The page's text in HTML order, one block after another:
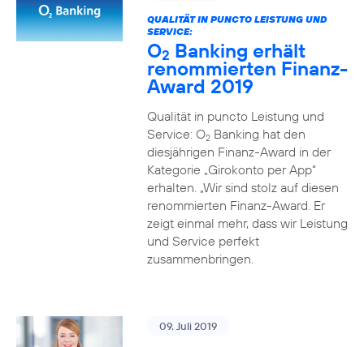
QUALITÄT IN PUNCTO LEISTUNG UND
SERVICE:
O2 Banking erhält
renommierten Finanz-
Award 2019
Qualität in puncto Leistung und
Service: O2Banking hat den
diesjährigen Finanz-Award in der
Kategorie „Girokonto per App“
erhalten. „Wir sind stolz auf diesen
renommierten Finanz-Award. Er
zeigt einmal mehr, dass wir Leistung
und Service perfekt
zusammenbringen.
09. Juli 2019